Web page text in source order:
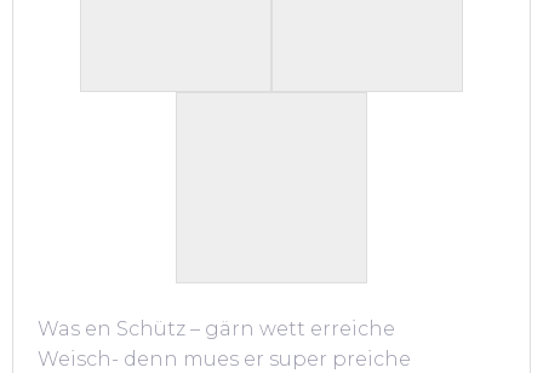
Was en Schütz – gärn wett erreiche
Weisch- denn mues er super preiche